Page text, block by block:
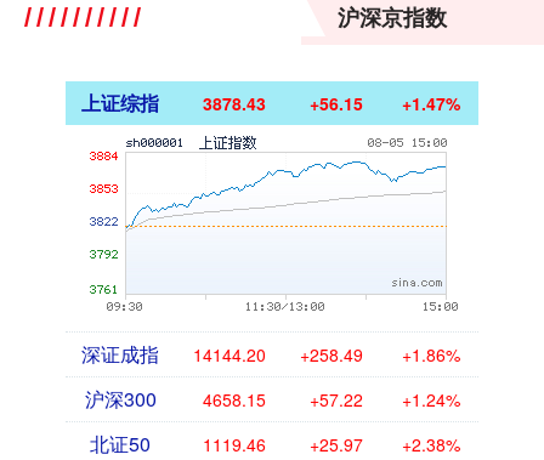
沪深京指数
上证综指 3878.43 +56.15 +1.47%
深证成指 14144.20 +258.49 +1.86%
沪深300 4658.15 +57.22 +1.24%
北证50 1119.46 +25.97 +2.38%